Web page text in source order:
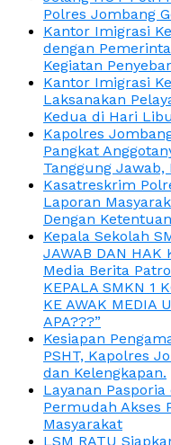
Polres Jombang
Kantor Imigrasi
dengan
Kegiatan
Kantor Imigrasi
Laksanakan
Kedua di Hari
Kapolres
Pangkat
Tanggung
Kasatreskrim
Laporan
Dengan
Kepala Sekolah
JAWAB DAN HAK
Media Berita
KEPALA SMKN 1
KE AWAK MEDIA
APA???”
Kesiapan
PSHT, Kapolres
dan Kelengkapan.
Layanan
Permudah Akses
Masyarakat
LSM RATU